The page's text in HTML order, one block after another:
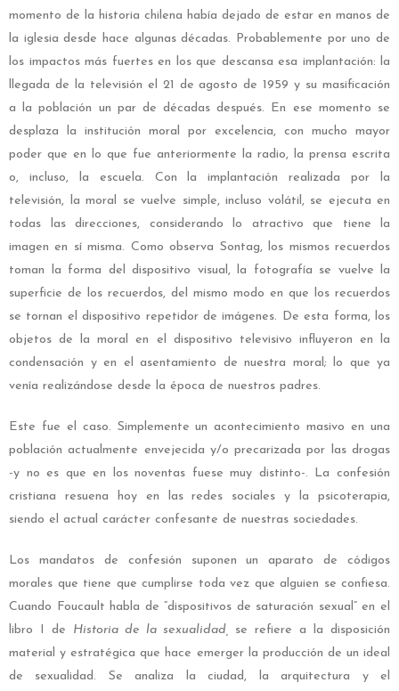
momento de la historia chilena había dejado de estar en manos de
la iglesia desde hace algunas décadas. Probablemente por uno de
los impactos más fuertes en los que descansa esa implantación: la
llegada de la televisión el 21 de agosto de 1959 y su masificación
a la población un par de décadas después. En ese momento se
desplaza la institución moral por excelencia, con mucho mayor
poder que en lo que fue anteriormente la radio, la prensa escrita
o, incluso, la escuela. Con la implantación realizada por la
televisión, la moral se vuelve simple, incluso volátil, se ejecuta en
todas las direcciones, considerando lo atractivo que tiene la
imagen en sí misma. Como observa Sontag, los mismos recuerdos
toman la forma del dispositivo visual, la fotografía se vuelve la
superficie de los recuerdos, del mismo modo en que los recuerdos
se tornan el dispositivo repetidor de imágenes. De esta forma, los
objetos de la moral en el dispositivo televisivo influyeron en la
condensación y en el asentamiento de nuestra moral; lo que ya
venía realizándose desde la época de nuestros padres.
Este fue el caso. Simplemente un acontecimiento masivo en una
población actualmente envejecida y/o precarizada por las drogas
-y no es que en los noventas fuese muy distinto-. La confesión
cristiana resuena hoy en las redes sociales y la psicoterapia,
siendo el actual carácter confesante de nuestras sociedades.
Los mandatos de confesión suponen un aparato de códigos
morales que tiene que cumplirse toda vez que alguien se confiesa.
Cuando Foucault habla de “dispositivos de saturación sexual” en el
libro I de Historia de la sexualidad, se refiere a la disposición
material y estratégica que hace emerger la producción de un ideal
de sexualidad. Se analiza la ciudad, la arquitectura y el